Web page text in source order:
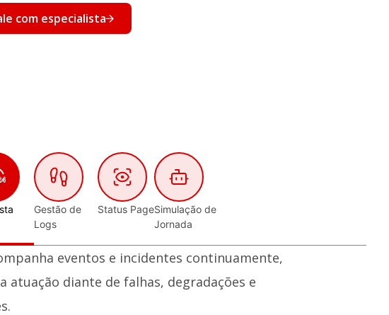
com especialista
Gestão de
Logs
Status PageSimulação de
Jornada
eventos e incidentes continuamente,
atuação diante de falhas, degradações e